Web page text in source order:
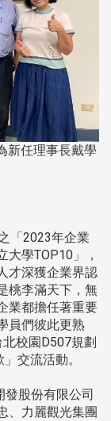
新任理事長戴學
「2023年企業
學TOP10」，
才深獲企業界認
桃李滿天下，無
業都擔任著重要
員們彼此更熟
校園D507規劃
交流活動。
股份有限公司
、力麗觀光集團